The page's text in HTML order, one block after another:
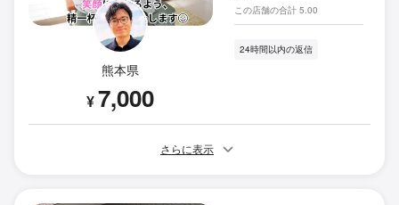
熊本県
¥7,000
この店舗の合計 5.00
24時間以内の返信
さらに表示